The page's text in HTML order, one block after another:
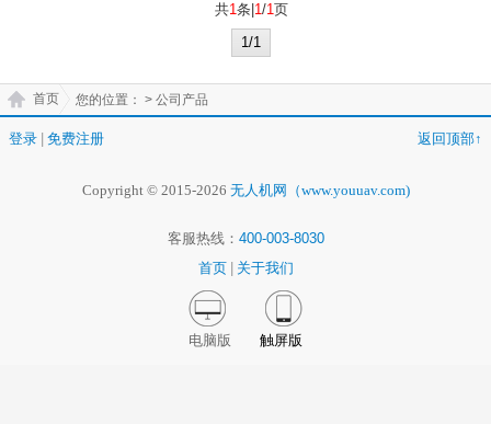
共1条| 1/1页
1/1
您的位置：
首页 > 公司产品
登录 免费注册 返回顶部↑
Copyright © 2015-2026 无人机网（www.youuav.com)
客服热线： 400-003-8030
首页
关于我们
电脑版 触屏版